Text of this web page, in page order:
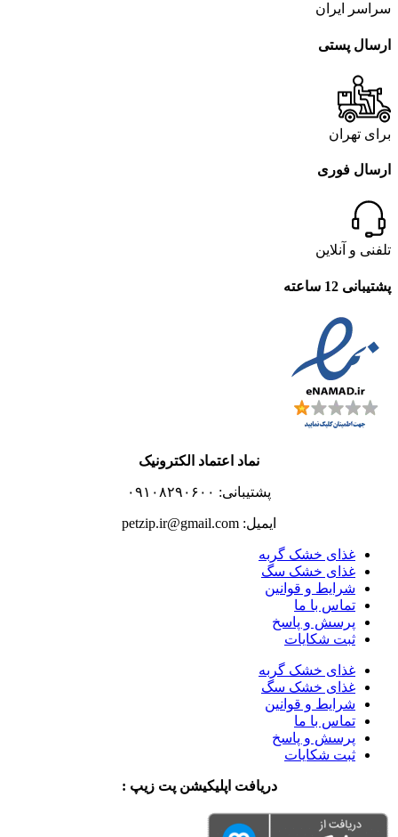
سراسر ایران
ارسال پستی
برای تهران
ارسال فوری
تلفنی و آنلاین
پشتیبانی 12 ساعته
نماد اعتماد الکترونیک
پشتیبانی: ۰۹۱۰۸۲۹۰۶۰۰
ایمیل: petzip.ir@gmail.com
غذای خشک گربه
غذای خشک سگ
شرایط و قوانین
تماس با ما
پرسش و پاسخ
ثبت شکایات
غذای خشک گربه
غذای خشک سگ
شرایط و قوانین
تماس با ما
پرسش و پاسخ
ثبت شکایات
دریافت اپلیکیشن پت زیپ :